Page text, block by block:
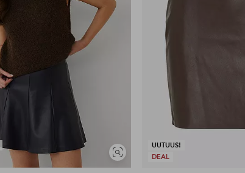
Näytä
samankaltaisia
UUTUUS!
DEAL